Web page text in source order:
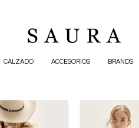
CALZADO ACCESORIOS BRANDS